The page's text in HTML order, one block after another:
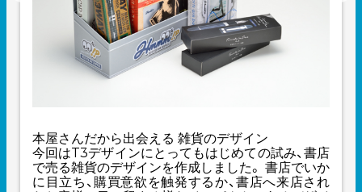
本屋さんだから出会える 雑貨のデザイン
今回はT3デザインにとってもはじめての試み、書店
で売る雑貨のデザインを作成しました。 書店でいか
に目立ち、購買意欲を触発するか、書店へ来店され